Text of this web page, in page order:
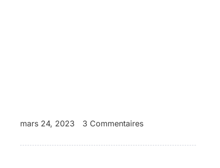
mars 24, 2023 3 Commentaires